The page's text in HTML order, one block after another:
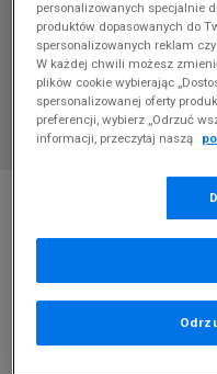
sezonów lub z ekspozycji.
269,99 zł
personalizowanych specjalnie
produktów dopasowanych do
spersonalizowanych reklam
W każdej chwili możesz
plików cookie wybierając
spersonalizowanej oferty
preferencji, wybierz „Odrzuć
informacji, przeczytaj naszą